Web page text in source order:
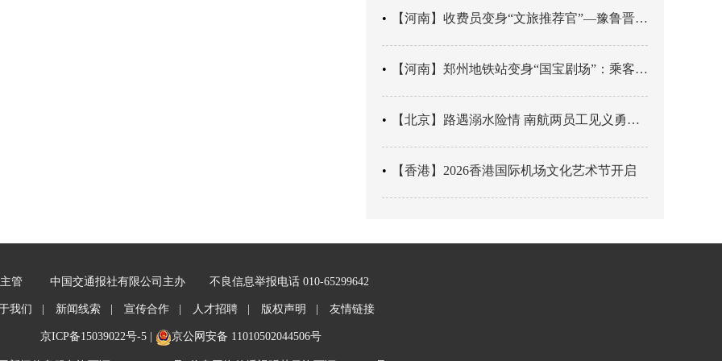
【河南】收费员变身“文旅推荐官”—豫鲁晋四地市交旅融合让游客一下高速就“入戏”
【河南】郑州地铁站变身“国宝剧场”：乘客刚出车厢，就“入戏”千年
【北京】路遇溺水险情 南航两员工见义勇为科学施救
【香港】2026香港国际机场文化艺术节开启
管 中国交通报社有限公司主办 不良信息举报电话 010-65299642
我们 | 新闻线索 | 宣传合作 | 人才招聘 | 版权声明 | 友情链接
京ICP备15039022号-5| 京公网安备 11010502044506号